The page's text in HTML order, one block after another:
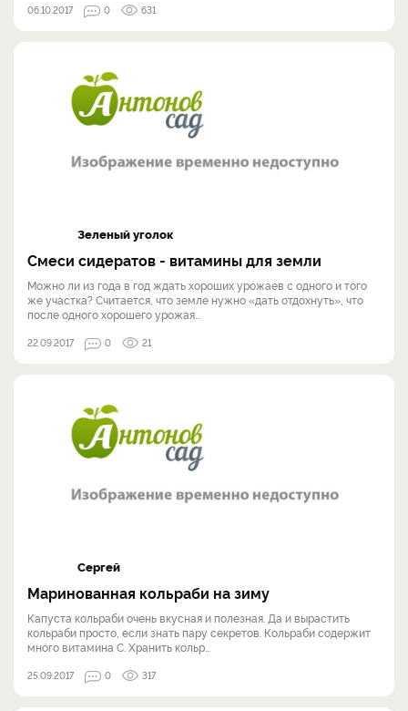
06.10.2017 0 631
Зеленый уголок
Смеси сидератов - витамины для земли
Можно ли из года в год ждать хороших урожаев с одного и того
же участка? Считается, что земле нужно «дать отдохнуть», что
после одного хорошего урожая...
22.09.2017 0 21
Сергей
Маринованная кольраби на зиму
Капуста кольраби очень вкусная и полезная. Да и вырастить
кольраби просто, если знать пару секретов. Кольраби содержит
много витамина C. Хранить кольр...
25.09.2017 0 317